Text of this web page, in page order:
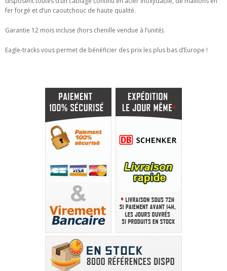
fer forgé et d’un caoutchouc de haute qualité.
Garantie 12 mois incluse (hors chenille vendue à l’unité).
Eagle-tracks vous permet de bénéficier des prix les plus bas d’Europe !